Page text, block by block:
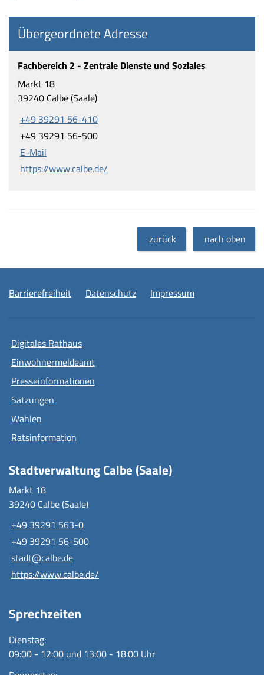
Übergeordnete Adresse
Fachbereich 2 - Zentrale Dienste und Soziales
Markt 18
39240 Calbe (Saale)
+49 39291 56-410
+49 39291 56-500
E-Mail
https://www.calbe.de/
zurück nach oben
Barrierefreiheit Datenschutz Impressum
Digitales Rathaus
Einwohnermeldeamt
Presseinformationen
Satzungen
Wahlen
Ratsinformation
Stadtverwaltung Calbe (Saale)
Markt 18
39240 Calbe (Saale)
+49 39291 563-0
+49 39291 56-500
stadt@calbe.de
https://www.calbe.de/
Sprechzeiten
Dienstag:
09:00 - 12:00 und 13:00 - 18:00 Uhr